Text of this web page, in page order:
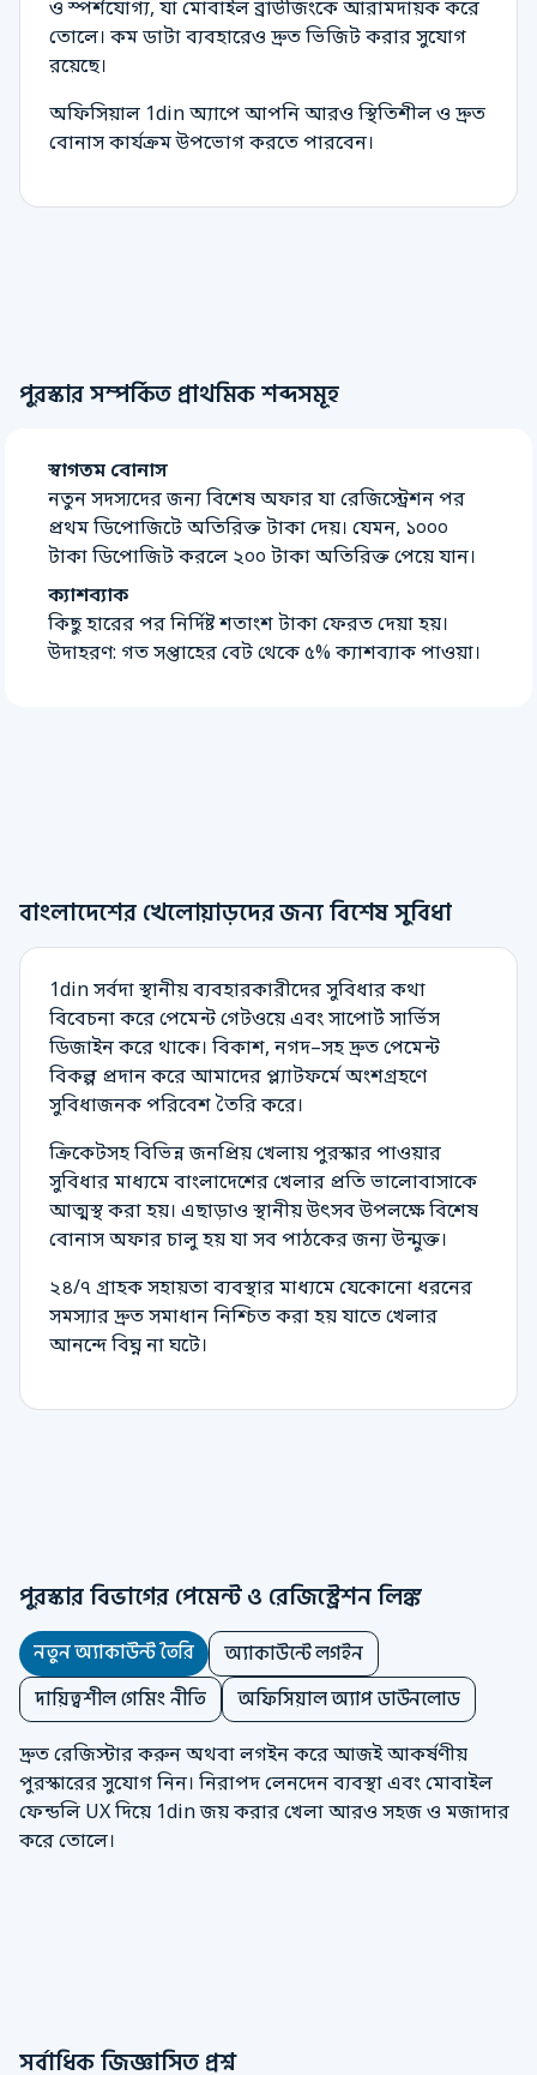
ও স্পর্শযোগ্য, যা মোবাইল ব্রাউজিংকে আরামদায়ক করে
তোলে। কম ডাটা ব্যবহারেও দ্রুত ভিজিট করার সুযোগ
রয়েছে।
অফিসিয়াল 1din অ্যাপে আপনি আরও স্থিতিশীল ও দ্রুত
বোনাস কার্যক্রম উপভোগ করতে পারবেন।
পুরস্কার সম্পর্কিত প্রাথমিক শব্দসমূহ
স্বাগতম বোনাস
নতুন সদস্যদের জন্য বিশেষ অফার যা রেজিস্ট্রেশন পর
প্রথম ডিপোজিটে অতিরিক্ত টাকা দেয়। যেমন, ১০০০
টাকা ডিপোজিট করলে ২০০ টাকা অতিরিক্ত পেয়ে যান।
ক্যাশব্যাক
কিছু হারের পর নির্দিষ্ট শতাংশ টাকা ফেরত দেয়া হয়।
উদাহরণ: গত সপ্তাহের বেট থেকে ৫% ক্যাশব্যাক পাওয়া।
বাংলাদেশের খেলোয়াড়দের জন্য বিশেষ সুবিধা
1din সর্বদা স্থানীয় ব্যবহারকারীদের সুবিধার কথা
বিবেচনা করে পেমেন্ট গেটওয়ে এবং সাপোর্ট সার্ভিস
ডিজাইন করে থাকে। বিকাশ, নগদ–সহ দ্রুত পেমেন্ট
বিকল্প প্রদান করে আমাদের প্ল্যাটফর্মে অংশগ্রহণে
সুবিধাজনক পরিবেশ তৈরি করে।
ক্রিকেটসহ বিভিন্ন জনপ্রিয় খেলায় পুরস্কার পাওয়ার
সুবিধার মাধ্যমে বাংলাদেশের খেলার প্রতি ভালোবাসাকে
আত্মস্থ করা হয়। এছাড়াও স্থানীয় উৎসব উপলক্ষে বিশেষ
বোনাস অফার চালু হয় যা সব পাঠকের জন্য উন্মুক্ত।
২৪/৭ গ্রাহক সহায়তা ব্যবস্থার মাধ্যমে যেকোনো ধরনের
সমস্যার দ্রুত সমাধান নিশ্চিত করা হয় যাতে খেলার
আনন্দে বিঘ্ন না ঘটে।
পুরস্কার বিভাগের পেমেন্ট ও রেজিস্ট্রেশন লিঙ্ক
নতুন অ্যাকাউন্ট তৈরি
অ্যাকাউন্টে লগইন
দায়িত্বশীল গেমিং নীতি
অফিসিয়াল অ্যাপ ডাউনলোড
দ্রুত রেজিস্টার করুন অথবা লগইন করে আজই আকর্ষণীয়
পুরস্কারের সুযোগ নিন। নিরাপদ লেনদেন ব্যবস্থা এবং মোবাইল
ফেন্ডলি UX দিয়ে 1din জয় করার খেলা আরও সহজ ও মজাদার
করে তোলে।
সর্বাধিক জিজ্ঞাসিত প্রশ্ন